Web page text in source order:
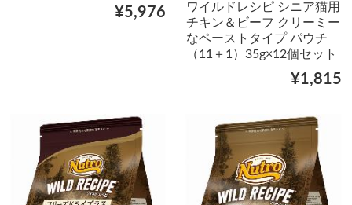
¥5,976
ワイルドレシピ シニア猫用
チキン＆ビーフ クリーミー
なペーストタイプ パウチ
（11＋1）35g×12個セット
¥1,815